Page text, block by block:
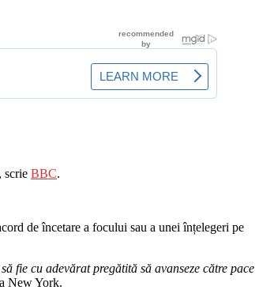
scrie BBC.
de încetare a focului sau a unei înțelegeri pe
fie cu adevărat pregătită să avanseze către pace
New York.